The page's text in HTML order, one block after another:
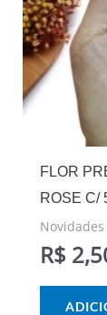
FLOR
ROSE C/
Novidades
R$